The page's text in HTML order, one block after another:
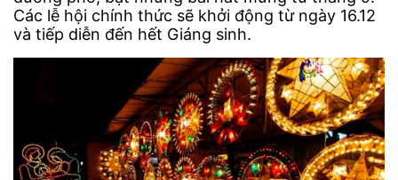
Các lễ hội chính thức sẽ khởi động từ ngày 16.12
và tiếp diễn đến hết Giáng sinh.